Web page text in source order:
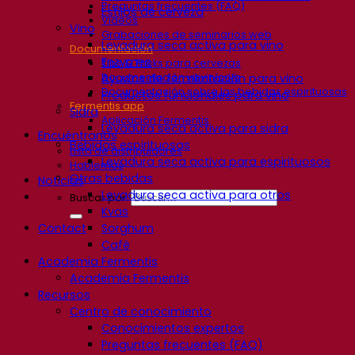
Preguntas frecuentes (FAQ)
Videos
Grabaciones de seminarios web
Documentación
Tips & Tricks para cervezas
Documentación vitivinícola
Documentación sobre las bebidas espirituosas
Fermentis app
Aplicación Fermentis
Encuéntranos
Lista de distribuidores
Hablemos
Noticias
Buscar por:
Contact
Estilos de cerveza
Vino
Levadura seca activa para vino
Enzymes
Ayudas de fermentación para vino
Productos funcionales para vino
Sidra
Levadura seca activa para sidra
Bebidas espirituosas
Levadura seca activa para espirituosos
Otras bebidas
Levadura seca activa para otros
Kvas
Sorghum
Café
Academia Fermentis
Academia Fermentis
Recursos
Centro de conocimiento
Conocimientos expertos
Preguntas frecuentes (FAQ)